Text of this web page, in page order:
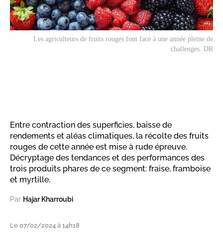
Les agriculteurs de fruits rouges font face à une année pleine de
challenges. DR
Entre contraction des superficies, baisse de
rendements et aléas climatiques, la récolte des fruits
rouges de cette année est mise à rude épreuve.
Décryptage des tendances et des performances des
trois produits phares de ce segment: fraise, framboise
et myrtille.
Par Hajar Kharroubi
Le 07/02/2024 à 14h18